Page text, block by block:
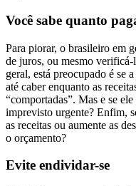
Você sabe quanto
Para piorar, o brasileiro em
de juros, ou mesmo
geral, está preocupado é se
até caber enquanto as
“comportadas”. Mas e se
imprevisto urgente? Enfim,
as receitas ou aumente as
o orçamento?
Evite endividar-se